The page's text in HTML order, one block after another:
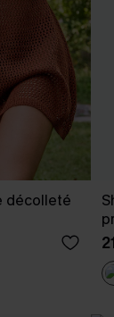
décolleté